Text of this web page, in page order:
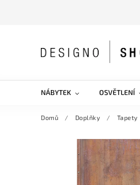
NÁBYTEK OSVĚTLENÍ
Domů / Doplňky / Tapety